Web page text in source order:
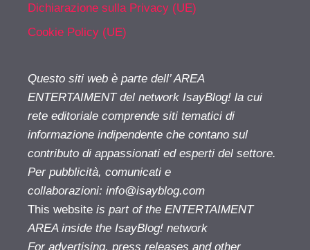
Dichiarazione sulla Privacy (UE)
Cookie Policy (UE)
Questo siti web è parte dell’ AREA
ENTERTAIMENT del network IsayBlog! la cui
rete editoriale comprende siti tematici di
informazione indipendente che contano sul
contributo di appassionati ed esperti del settore.
Per pubblicità, comunicati e
collaborazioni: info@isayblog.com
This website is part of the ENTERTAIMENT
AREA inside the IsayBlog! network
For advertising, press releases and other